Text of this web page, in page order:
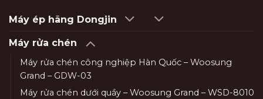
Máy ép hãng Dongjin
Máy rửa chén
Máy rửa chén công nghiệp Hàn Quốc – Woosung
Grand – GDW-03
Máy rửa chén dưới quầy – Woosung Grand – WSD-8010